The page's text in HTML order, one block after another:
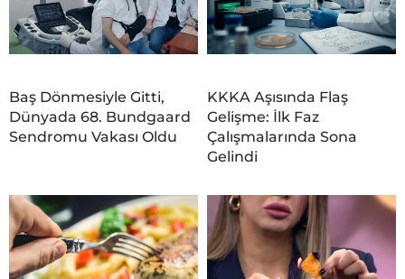
Baş Dönmesiyle Gitti,
Dünyada 68. Bundgaard
Sendromu Vakası Oldu
KKKA Aşısında Flaş
Gelişme: İlk Faz
Çalışmalarında Sona
Gelindi